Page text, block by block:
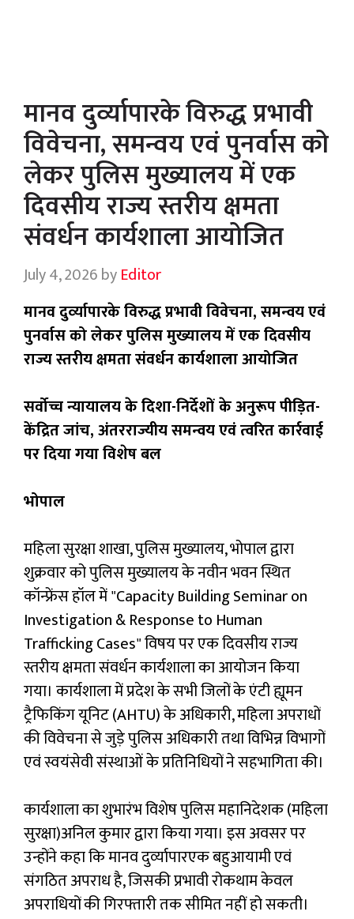
मानव दुर्व्‍यापारके विरुद्ध प्रभावी
विवेचना, समन्वय एवं पुनर्वास को
लेकर पुलिस मुख्यालय में एक
दिवसीय राज्य स्तरीय क्षमता
संवर्धन कार्यशाला आयोजित
July 4, 2026byEditor
मानव दुर्व्‍यापारके विरुद्ध प्रभावी विवेचना, समन्वय एवं
पुनर्वास को लेकर पुलिस मुख्यालय में एक दिवसीय
राज्य स्तरीय क्षमता संवर्धन कार्यशाला आयोजित
सर्वोच्च न्यायालय के दिशा-निर्देशों के अनुरूप पीड़ित-
केंद्रित जांच, अंतरराज्यीय समन्वय एवं त्वरित कार्रवाई
पर दिया गया विशेष बल
भोपाल
महिला सुरक्षा शाखा, पुलिस मुख्यालय, भोपाल द्वारा
शुक्रवार को पुलिस मुख्यालय के नवीन भवन स्थित
कॉन्फ्रेंस हॉल में "Capacity Building Seminar on
Investigation & Response to Human
Trafficking Cases" विषय पर एक दिवसीय राज्य
स्तरीय क्षमता संवर्धन कार्यशाला का आयोजन किया
गया। कार्यशाला में प्रदेश के सभी जिलों के एंटी ह्यूमन
ट्रैफिकिंग यूनिट (AHTU) के अधिकारी, महिला अपराधों
की विवेचना से जुड़े पुलिस अधिकारी तथा विभिन्न विभागों
एवं स्वयंसेवी संस्थाओं के प्रतिनिधियों ने सहभागिता की।
कार्यशाला का शुभारंभ विशेष पुलिस महानिदेशक (महिला
सुरक्षा)अनिल कुमार द्वारा किया गया। इस अवसर पर
उन्होंने कहा कि मानव दुर्व्‍यापारएक बहुआयामी एवं
संगठित अपराध है, जिसकी प्रभावी रोकथाम केवल
अपराधियों की गिरफ्तारी तक सीमित नहीं हो सकती।